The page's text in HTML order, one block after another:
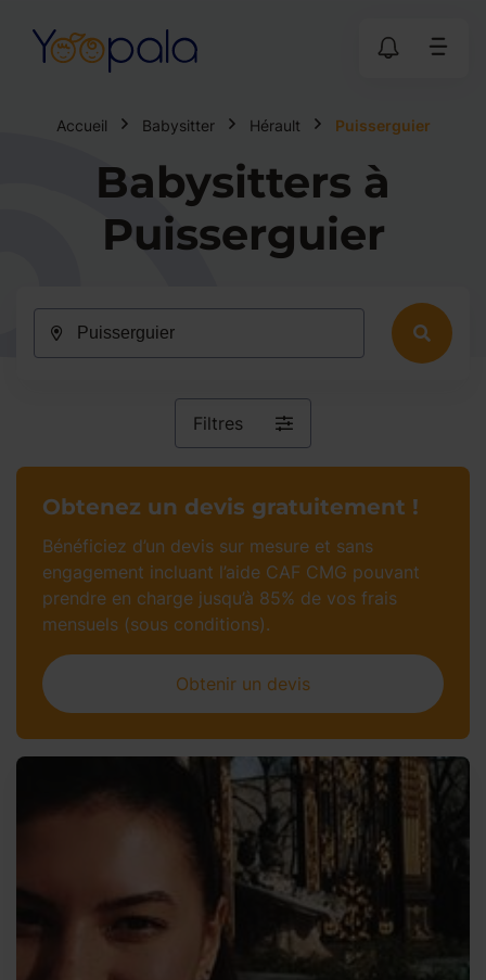
Accueil Babysitter Hérault Puisserguier
Babysitters à
Puisserguier
Filtres
Obtenez un devis gratuitement !
Bénéficiez d’un devis sur mesure et sans
engagement incluant l’aide CAF CMG pouvant
prendre en charge jusqu’à 85% de vos frais
mensuels (sous conditions).
Obtenir un devis